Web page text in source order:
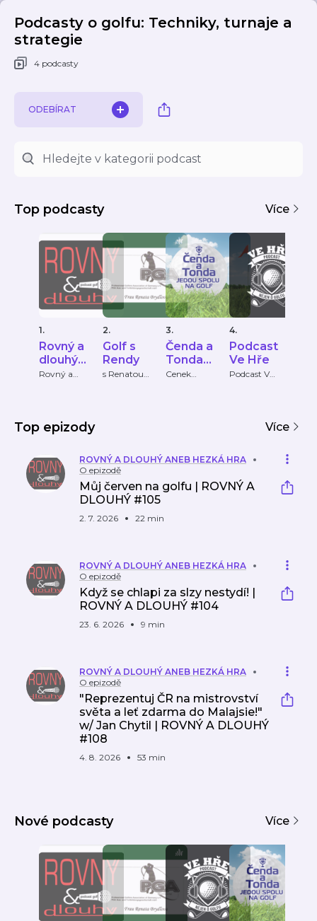
Podcasty o golfu: Techniky, turnaje a
strategie
4 podcasty
ODEBÍRAT
Top podcasty Více
1.
Rovný a
dlouhý
aneb
Rovný a
2.
Golf s
Rendy
s Renatou
3.
Čenda a
Tonda
jedou
Cenek
4.
Podcast
Ve Hře
Podcast Ve
Top epizody Více
ROVNÝ A DLOUHÝ ANEB HEZKÁ HRA
O epizodě
Můj červen na golfu | ROVNÝ A
DLOUHÝ #105
2. 7. 2026 22 min
ROVNÝ A DLOUHÝ ANEB HEZKÁ HRA
O epizodě
Když se chlapi za slzy nestydí! |
ROVNÝ A DLOUHÝ #104
23. 6. 2026 9 min
ROVNÝ A DLOUHÝ ANEB HEZKÁ HRA
O epizodě
"Reprezentuj ČR na mistrovství
světa a leť zdarma do Malajsie!"
w/ Jan Chytil | ROVNÝ A DLOUHÝ
#108
4. 8. 2026 53 min
Nové podcasty Více